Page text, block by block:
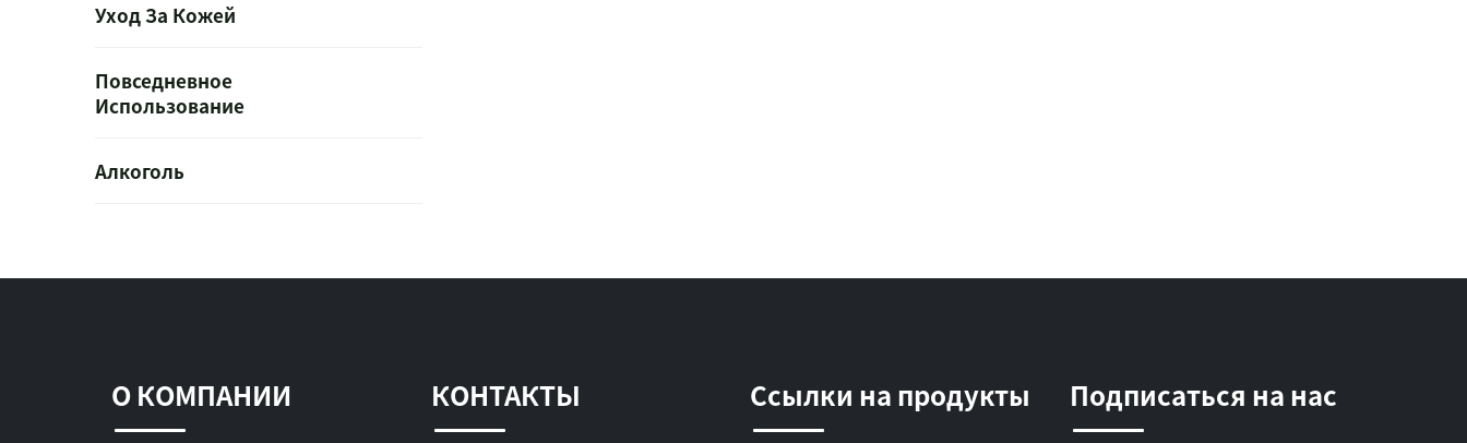
Уход За Кожей
Повседневное
Использование
Алкоголь
О КОМПАНИИ КОНТАКТЫ Ссылки на продукты Подписаться на нас